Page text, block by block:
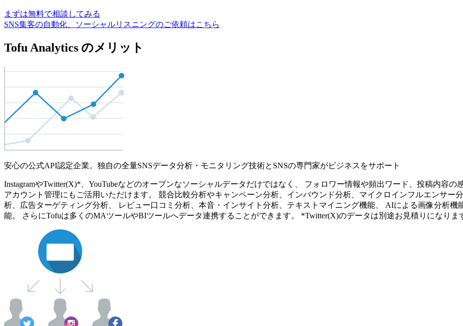
まずは無料で相談してみる
SNS集客の自動化、ソーシャルリスニングのご依頼はこちら
Tofu Analytics のメリット
安心の公式API認定企業。独自の全量SNSデータ分析・モニタリング技術とSNSの専門家がビジネスをサポート
InstagramやTwitter(X)*、YouTubeなどのオープンなソーシャルデータだけではなく、 フォロワー情報や頻出ワード、投稿内容
アカウント管理にもご活用いただけます。 競合比較分析やキャンペーン分析、インバウンド分析、マイクロインフルエンサー
析、広告ターゲティング分析、 レビュー口コミ分析、本音・インサイト分析、テキストマイニング機能、 AIによる画像分析
能。 さらにTofuは多くのMAツールやBIツールへデータ連携することができます。 *Twitter(X)のデータは別途お見積りになりま